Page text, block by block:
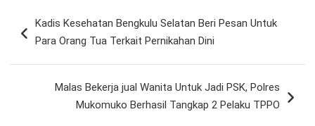
posKadis Kesehatan Bengkulu Selatan Beri Pesan Untuk
Para Orang Tua Terkait Pernikahan Dini
Malas Bekerja jual Wanita Untuk Jadi PSK, Polres
Mukomuko Berhasil Tangkap 2 Pelaku TPPO